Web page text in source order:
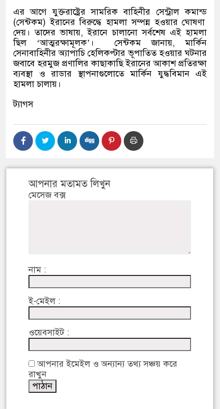
এর আগে যুক্তরাষ্ট্রের সামরিক বাহিনীর সেন্ট্রাল কমান্ড
(সেন্টকম)ইরানের বিরুদ্ধে হামলা সম্পন্ন হওয়ার ঘোষণা
দেয়। তাদের ভাষায়,ইরানে চালানো সর্বশেষ এই হামলা
ছিল‘আত্মরক্ষামূলক’ । সেন্টকম জানায়,মার্কিন
সেনাবাহিনীর অ্যাপাচি হেলিকপ্টার ভূপাতিত হওয়ার ঘটনার
জবাবে হরমুজ প্রণালির কাছাকাছি ইরানের আকাশ প্রতিরক্ষা
ব্যবস্থা ও রাডার স্থাপনাগুলোতে মার্কিন যুদ্ধবিমান এই
হামলা চালায়।
ট্যাগস
আপনার মতামত লিখুন
মেসেজ বক্স
নাম :
ই-মেইল :
ওয়েবসাইট :
আপনার ইমেইল ও অন্যান্য তথ্য সঞ্চয় করে
রাখুন